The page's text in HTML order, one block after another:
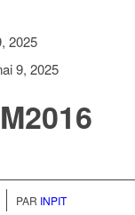
2025
9, 2025
PAR INPIT